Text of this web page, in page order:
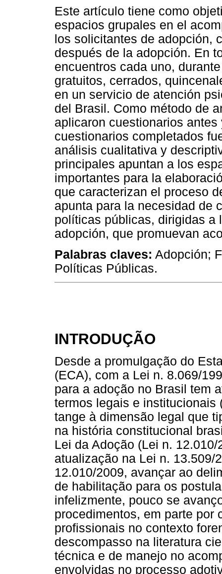
Este artículo tiene como
espacios grupales en el
los solicitantes de adopción,
después de la adopción. En
encuentros cada uno,
gratuitos, cerrados,
en un servicio de atención
del Brasil. Como método de
aplicaron cuestionarios
cuestionarios completados
análisis cualitativa y
principales apuntan a los
importantes para la
que caracterizan el proceso
apunta para la necesidad de
políticas públicas, dirigidas a
adopción, que promuevan
Palabras claves: Adopción;
Políticas Públicas.
INTRODUÇÃO
Desde a promulgação do
(ECA), com a Lei n. 8.069/
para a adoção no Brasil tem
termos legais e institucionais
tange à dimensão legal que
na história constitucional
Lei da Adoção (Lei n.
atualização na Lei n. 13.509/
12.010/2009, avançar ao
de habilitação para os
infelizmente, pouco se
procedimentos, em parte por
profissionais no contexto
descompasso na literatura
técnica e de manejo no
envolvidas no processo